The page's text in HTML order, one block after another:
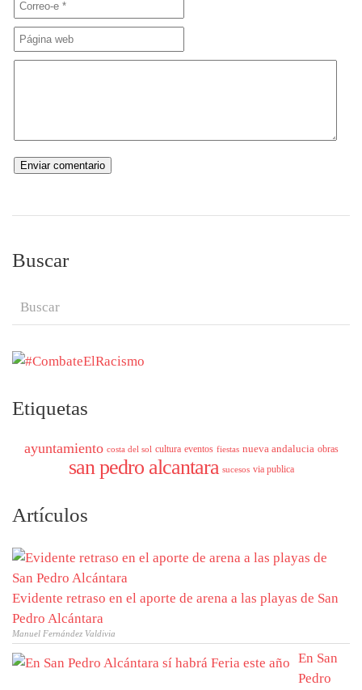
Buscar
Etiquetas
ayuntamiento costa del sol cultura eventos fiestas nueva andalucia obras
san pedro alcantara sucesos via publica
Artículos
Evidente retraso en el aporte de arena a las playas de San
Pedro Alcántara
Manuel Fernández Valdivia
En San
Pedro